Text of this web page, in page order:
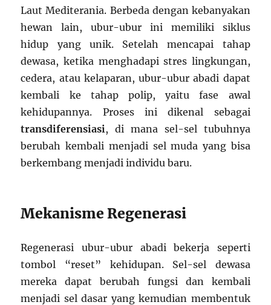
Laut Mediterania. Berbeda dengan kebanyakan
hewan lain, ubur-ubur ini memiliki siklus
hidup yang unik. Setelah mencapai tahap
dewasa, ketika menghadapi stres lingkungan,
cedera, atau kelaparan, ubur-ubur abadi dapat
kembali ke tahap polip, yaitu fase awal
kehidupannya. Proses ini dikenal sebagai
transdiferensiasi , di mana sel-sel tubuhnya
berubah kembali menjadi sel muda yang bisa
berkembang menjadi individu baru.
Mekanisme Regenerasi
Regenerasi ubur-ubur abadi bekerja seperti
tombol “reset” kehidupan. Sel-sel dewasa
mereka dapat berubah fungsi dan kembali
menjadi sel dasar yang kemudian membentuk